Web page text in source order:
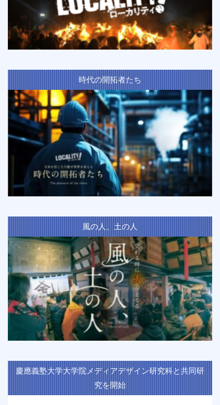
時代の開拓者たち
風の人、土の人
慶應義塾大学大学院メディアデザイン研究科と共同研
究を開始